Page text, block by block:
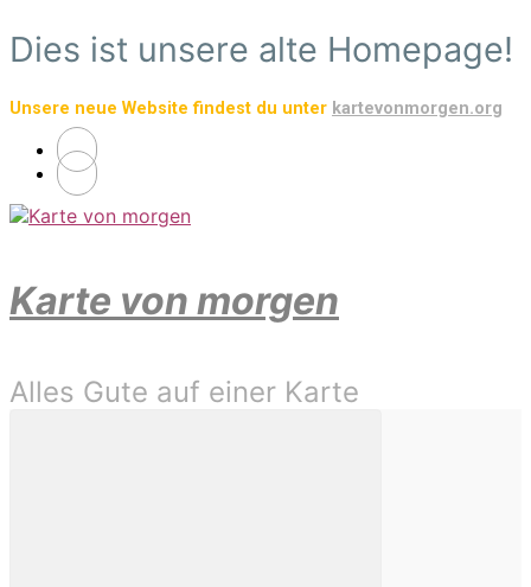
Zum
Hauptinhalt
Dies ist unsere alte Homepage!
Unsere neue Website findest du unter kartevonmorgen.org
Karte von morgen
Alles Gute auf einer Karte